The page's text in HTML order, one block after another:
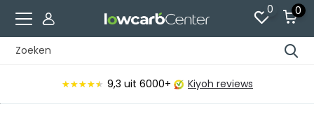
0 0
Kiyoh reviews Voor 15:00